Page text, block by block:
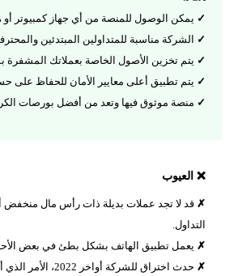
يمكن الوصول للمنصة من أي جهاز كمبيوتر
الشركة مناسبة للمتداولين المبتدئين
يتم تخزين الأصول الخاصة بعملاتك
يتم تطبيق أعلى معايير الأمان للحفاظ على
منصة موثوق فيها وتعد من أفضل بورصات
❌ العيوب
قد لا تجد عملات بديلة ذات رأس مال منخفض
التداول.
يعمل تطبيق الهاتف بشكل بطئ في بعض
حدث اختراق للشركة